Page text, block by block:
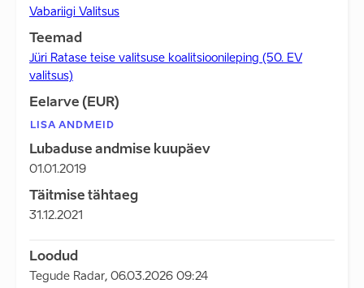
Vabariigi Valitsus
Teemad
Jüri Ratase teise valitsuse koalitsioonileping (50. EV
valitsus)
Eelarve (EUR)
LISA ANDMEID
Lubaduse andmise kuupäev
01.01.2019
Täitmise tähtaeg
31.12.2021
Loodud
Tegude Radar, 06.03.2026 09:24